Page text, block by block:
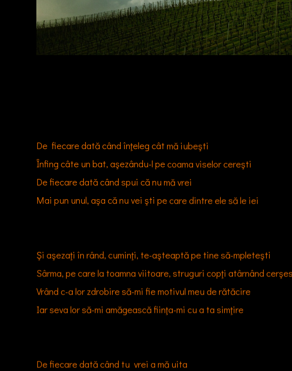
De  fiecare dată când înţeleg cât mă iubeşti
Înfing câte un bat, aşezându-l pe coama viselor cereşti
Şi aşezaţi în rând, cuminţi, te-aşteaptă pe tine să-mpleteşti
Sârma, pe care la toamna viitoare, struguri copţi atârnând cerşesc
Iar seva lor să-mi amăgească fiinţa-mi cu a ta simţire